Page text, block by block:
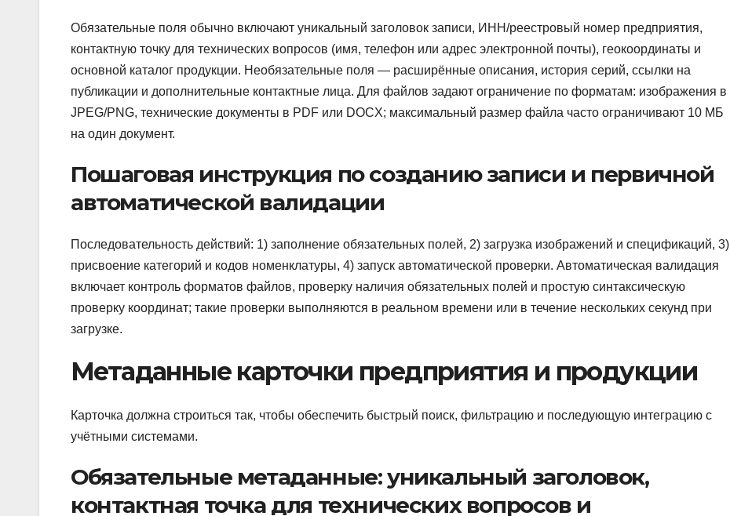
Обязательные поля обычно включают уникальный заголовок записи, ИНН/реестровый номер предприятия,
контактную точку для технических вопросов (имя, телефон или адрес электронной почты), геокоординаты и
основной каталог продукции. Необязательные поля — расширённые описания, история серий, ссылки на
публикации и дополнительные контактные лица. Для файлов задают ограничение по форматам: изображения в
JPEG/PNG, технические документы в PDF или DOCX; максимальный размер файла часто ограничивают 10 МБ
на один документ.
Пошаговая инструкция по созданию записи и первичной
автоматической валидации
Последовательность действий: 1) заполнение обязательных полей, 2) загрузка изображений и спецификаций, 3)
присвоение категорий и кодов номенклатуры, 4) запуск автоматической проверки. Автоматическая валидация
включает контроль форматов файлов, проверку наличия обязательных полей и простую синтаксическую
проверку координат; такие проверки выполняются в реальном времени или в течение нескольких секунд при
загрузке.
Метаданные карточки предприятия и продукции
Карточка должна строиться так, чтобы обеспечить быстрый поиск, фильтрацию и последующую интеграцию с
учётными системами.
Обязательные метаданные: уникальный заголовок,
контактная точка для технических вопросов и